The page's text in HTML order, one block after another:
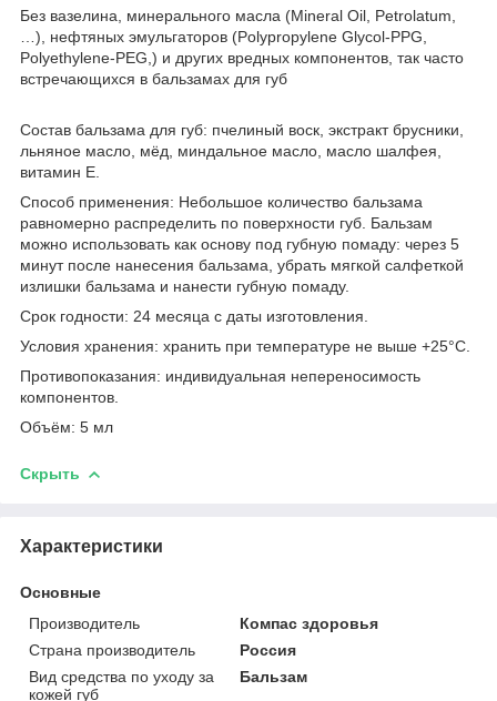
Без вазелина, минерального масла (Mineral Oil, Petrolatum,
…), нефтяных эмульгаторов (Polypropylene Glycol-PPG,
Polyethylene-PEG,) и других вредных компонентов, так часто
встречающихся в бальзамах для губ
Состав бальзама для губ: пчелиный воск, экстракт брусники,
льняное масло, мёд, миндальное масло, масло шалфея,
витамин Е.
Способ применения: Небольшое количество бальзама
равномерно распределить по поверхности губ. Бальзам
можно использовать как основу под губную помаду: через 5
минут после нанесения бальзама, убрать мягкой салфеткой
излишки бальзама и нанести губную помаду.
Срок годности: 24 месяца с даты изготовления.
Условия хранения: хранить при температуре не выше +25°С.
Противопоказания: индивидуальная непереносимость
компонентов.
Объём: 5 мл
Скрыть
Характеристики
Основные
Производитель
Компас здоровья
Страна производитель
Россия
Вид средства по уходу за
кожей губ
Бальзам